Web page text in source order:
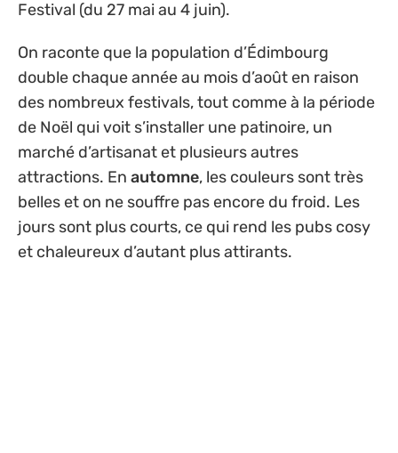
Festival (du 27 mai au 4 juin).
On raconte que la population d’Édimbourg
double chaque année au mois d’août en raison
des nombreux festivals, tout comme à la période
de Noël qui voit s’installer une patinoire, un
marché d’artisanat et plusieurs autres
attractions. En automne, les couleurs sont très
belles et on ne souffre pas encore du froid. Les
jours sont plus courts, ce qui rend les pubs cosy
et chaleureux d’autant plus attirants.